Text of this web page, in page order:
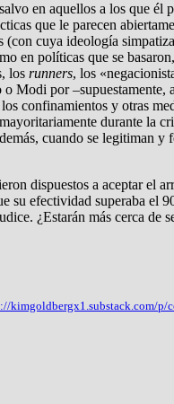
en aquellos a los que
que le parecen
cuya ideología
en políticas que se
los runners, los
por
confinamientos y otras
durante la
cuando se legitiman
dispuestos a aceptar el
su efectividad superaba
¿Estarán más cerca de
kimgoldbergx1.substack.com/p/